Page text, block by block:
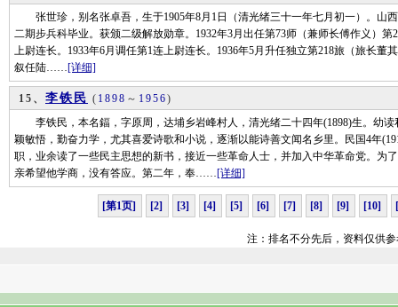
张世珍，别名张卓吾，生于1905年8月1日（清光绪三十一年七月初一）。山
二期步兵科毕业。获颁二级解放勋章。1932年3月出任第73师（兼师长傅作义）
上尉连长。1933年6月调任第1连上尉连长。1936年5月升任独立第218旅（旅长董
叙任陆……[详细]
15、 李铁民 ( 1898 ～ 1956)
李铁民，本名鍢，字原周，达埔乡岩峰村人，清光绪二十四年(1898)生。幼读
颖敏悟，勤奋力学，尤其喜爱诗歌和小说，逐渐以能诗善文闻名乡里。民国4年
职，业余读了一些民主思想的新书，接近一些革命人士，并加入中华革命党。为
亲希望他学商，没有答应。第二年，奉……[详细]
[第1页] [2] [3] [4] [5] [6] [7] [8] [9] [10]
注：排名不分先后，资料仅供